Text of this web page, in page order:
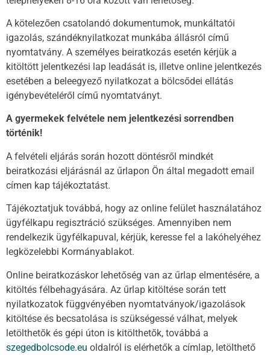
A kötelezően csatolandó dokumentumok, munkáltatói
igazolás, szándéknyilatkozat munkába állásról című
nyomtatvány. A személyes beiratkozás esetén kérjük a
kitöltött jelentkezési lap leadását is, illetve online jelentkezés
esetében a beleegyező nyilatkozat a bölcsődei ellátás
igénybevételéről című nyomtatványt.
A gyermekek felvétele nem jelentkezési sorrendben
történik!
A felvételi eljárás során hozott döntésről mindkét
beiratkozási eljárásnál az űrlapon Ön által megadott email
címen kap tájékoztatást.
Tájékoztatjuk továbbá, hogy az online felület használatához
ügyfélkapu regisztráció szükséges. Amennyiben nem
rendelkezik ügyfélkapuval, kérjük, keresse fel a lakóhelyéhez
legközelebbi Kormányablakot.
Online beiratkozáskor lehetőség van az űrlap elmentésére, a
kitöltés félbehagyására. Az űrlap kitöltése során tett
nyilatkozatok függvényében nyomtatványok/igazolások
kitöltése és becsatolása is szükségessé válhat, melyek
letölthetők és gépi úton is kitölthetők, továbbá a
szegedbolcsode.eu oldalról is elérhetők a címlap, letölthető